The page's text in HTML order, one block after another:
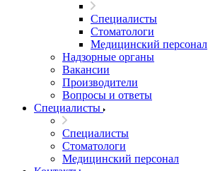
Специалисты
Стоматологи
Медицинский персонал
Надзорные органы
Вакансии
Производители
Вопросы и ответы
Специалисты
Специалисты
Стоматологи
Медицинский персонал